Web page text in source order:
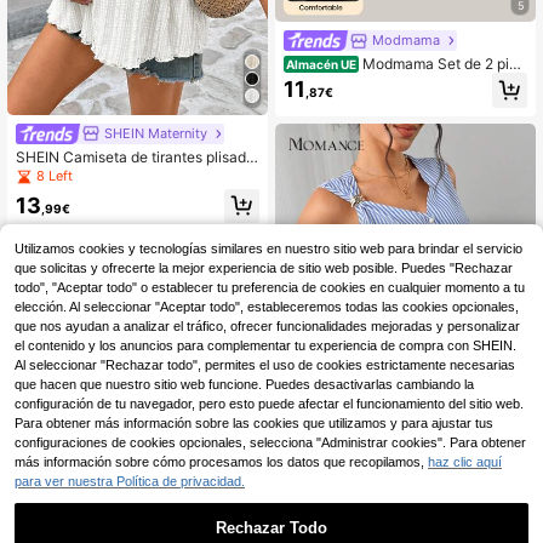
SHEIN Maternity
SHEIN Camiseta de tirantes plisada
con textura de unicolor para mujere
s embarazadas en vacaciones de v
erano
8 Left
13 ,99€
5
Modmama
Almacén UE Modmama Set de 2 piez
as de camisetas sin mangas de mat
ernidad con diseño de nudo y dobla
11 ,87€
zules y blancas, cuello en V con ab
24 Left
Utilizamos cookies y tecnologías similares en nuestro sitio web para brindar el servicio
que solicitas y ofrecerte la mejor experiencia de sitio web posible. Puedes "Rechazar
todo", "Aceptar todo" o establecer tu preferencia de cookies en cualquier momento a tu
elección. Al seleccionar "Aceptar todo", estableceremos todas las cookies opcionales,
que nos ayudan a analizar el tráfico, ofrecer funcionalidades mejoradas y personalizar
el contenido y los anuncios para complementar tu experiencia de compra con SHEIN.
Al seleccionar "Rechazar todo", permites el uso de cookies estrictamente necesarias
que hacen que nuestro sitio web funcione. Puedes desactivarlas cambiando la
configuración de tu navegador, pero esto puede afectar el funcionamiento del sitio web.
Para obtener más información sobre las cookies que utilizamos y para ajustar tus
configuraciones de cookies opcionales, selecciona "Administrar cookies". Para obtener
más información sobre cómo procesamos los datos que recopilamos, haz clic aquí
para ver nuestra Política de privacidad.
Rechazar Todo